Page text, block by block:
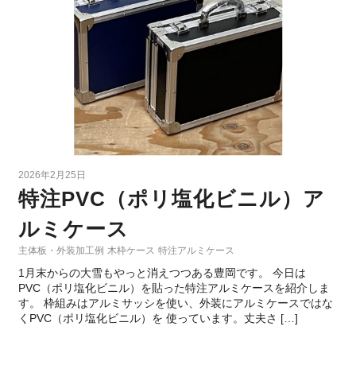
2026年2月25日
特注PVC（ポリ塩化ビニル）ア
ルミケース
主体板・外装加工例 木枠ケース 特注アルミケース
1月末からの大雪もやっと消えつつある豊岡です。 今日は
PVC（ポリ塩化ビニル）を貼った特注アルミケースを紹介しま
す。 枠組みはアルミサッシを使い、外装にアルミケースではな
くPVC（ポリ塩化ビニル）を 使っています。丈夫さ […]